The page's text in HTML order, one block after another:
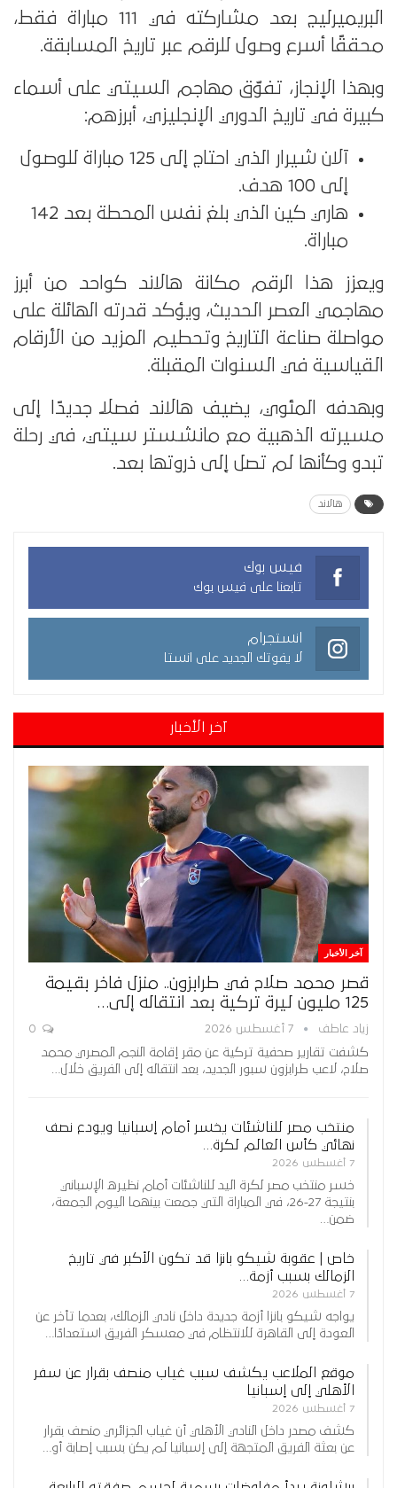
البريميرليج بعد مشاركته في 111 مباراة فقط،
محققًا أسرع وصول للرقم عبر تاريخ المسابقة.
وبهذا الإنجاز، تفوّق مهاجم السيتي على أسماء
كبيرة في تاريخ الدوري الإنجليزي، أبرزهم:
آلان شيرار الذي احتاج إلى 125 مباراة للوصول
إلى 100 هدف.
هاري كين الذي بلغ نفس المحطة بعد 142
مباراة.
ويعزز هذا الرقم مكانة هالاند كواحد من أبرز
مهاجمي العصر الحديث، ويؤكد قدرته الهائلة على
مواصلة صناعة التاريخ وتحطيم المزيد من الأرقام
القياسية في السنوات المقبلة.
وبهدفه المئوي، يضيف هالاند فصلًا جديدًا إلى
مسيرته الذهبية مع مانشستر سيتي، في رحلة
تبدو وكأنها لم تصل إلى ذروتها بعد.
هالاند
فيس بوك
تابعنا على فيس بوك
انستجرام
لا يفوتك الجديد على انستا
آخر الأخبار
آخر الأخبار
قصر محمد صلاح في طرابزون.. منزل فاخر بقيمة
125 مليون ليرة تركية بعد انتقاله إلى…
زياد عاطف 7 أغسطس 2026
كشفت تقارير صحفية تركية عن مقر إقامة النجم المصري محمد
صلاح، لاعب طرابزون سبور الجديد، بعد انتقاله إلى الفريق خلال…
منتخب مصر للناشئات يخسر أمام إسبانيا ويودع نصف
نهائي كأس العالم لكرة…
7 أغسطس 2026
خسر منتخب مصر لكرة اليد للناشئات أمام نظيره الإسباني
بنتيجة 27-26، في المباراة التي جمعت بينهما اليوم الجمعة،
ضمن…
خاص | عقوبة شيكو بانزا قد تكون الأكبر في تاريخ
الزمالك بسبب أزمة…
7 أغسطس 2026
يواجه شيكو بانزا أزمة جديدة داخل نادي الزمالك، بعدما تأخر عن
العودة إلى القاهرة للانتظام في معسكر الفريق استعدادًا…
موقع الملاعب يكشف سبب غياب منصف بقرار عن سفر
الأهلي إلى إسبانيا
7 أغسطس 2026
كشف مصدر داخل النادي الأهلي أن غياب الجزائري منصف بقرار
عن بعثة الفريق المتجهة إلى إسبانيا لم يكن بسبب إصابة أو…